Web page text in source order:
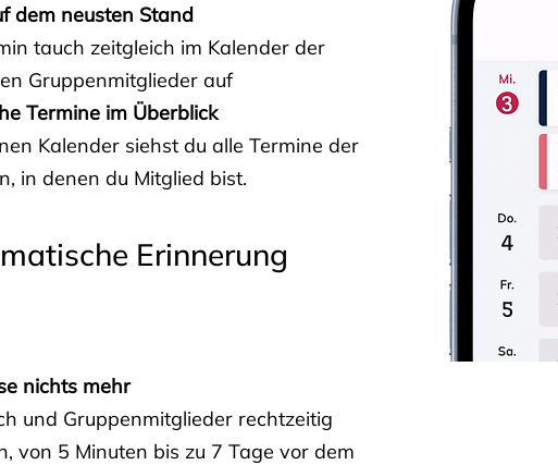
dem neusten Stand
tauch zeitgleich im Kalender der
Gruppenmitglieder auf
Termine im Überblick
Kalender siehst du alle Termine der
in denen du Mitglied bist.
Erinnerung
nichts mehr
und Gruppenmitglieder rechtzeitig
von 5 Minuten bis zu 7 Tage vor dem